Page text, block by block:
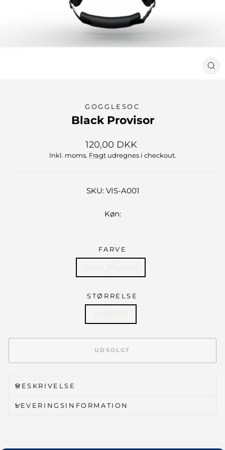
GOGGLESOC
Black Provisor
Normalpris
120,00 DKK
Inkl. moms. Fragtudregnes i checkout.
SKU: VIS-A001
Køn:
FARVE
STØRRELSE
UDSOLGT
BESKRIVELSE
LEVERINGSINFORMATION